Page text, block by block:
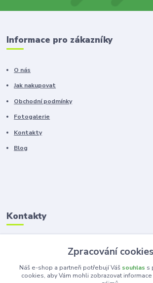
Informace pro zákazníky
O nás
Jak nakupovat
Obchodní podmínky
Fotogalerie
Kontakty
Blog
Kontakty
Zákaznická podpora
+420 603 100 966
(Po-Pá, 8-16 hod.)
Zpracování cookies
Náš e-shop a partneři potřebují Váš souhlas s
cookies, aby Vám mohli zobrazovat informace